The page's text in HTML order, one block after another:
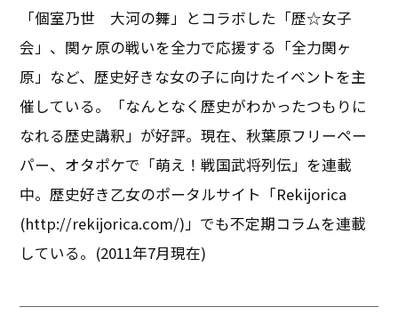
「個室乃世 大河の舞」とコラボした「歴☆女子
会」、関ヶ原の戦いを全力で応援する「全力関ヶ
原」など、歴史好きな女の子に向けたイベントを主
催している。「なんとなく歴史がわかったつもりに
なれる歴史講釈」が好評。現在、秋葉原フリーペー
パー、オタポケで「萌え！戦国武将列伝」を連載
中。歴史好き乙女のポータルサイト「Rekijorica
(http://rekijorica.com/)」でも不定期コラムを連載
している。(2011年7月現在)